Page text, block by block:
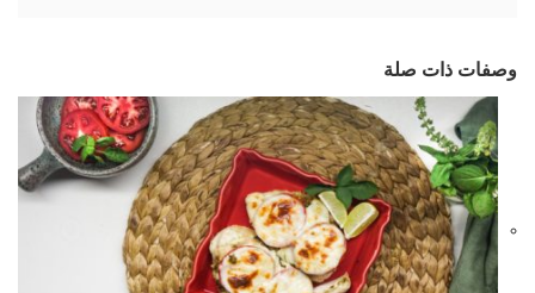
وصفات ذات صلة